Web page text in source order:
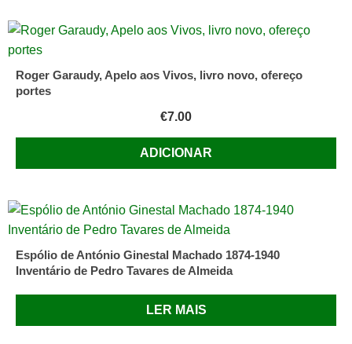
Roger Garaudy, Apelo aos Vivos, livro novo, ofereço
portes
€7.00
ADICIONAR
Espólio de António Ginestal Machado 1874-1940
Inventário de Pedro Tavares de Almeida
LER MAIS